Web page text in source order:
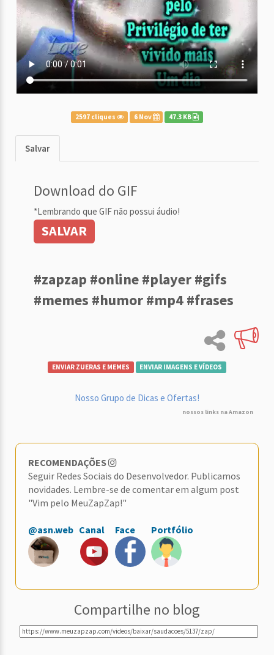
2597 cliques 6 Nov 47.3 KB
Salvar
Download do GIF
*Lembrando que GIF não possui áudio!
SALVAR
#zapzap #online #player #gifs
#memes #humor #mp4 #frases
ENVIAR ZUERAS E MEMES ENVIAR IMAGENS E VÍDEOS
Nosso Grupo de Dicas e Ofertas!
nossos links na Amazon
RECOMENDAÇÕES
Seguir Redes Sociais do Desenvolvedor. Publicamos
novidades. Lembre-se de comentar em algum post
"Vim pelo MeuZapZap!"
@asn.web Canal Face Portfólio
Compartilhe no blog